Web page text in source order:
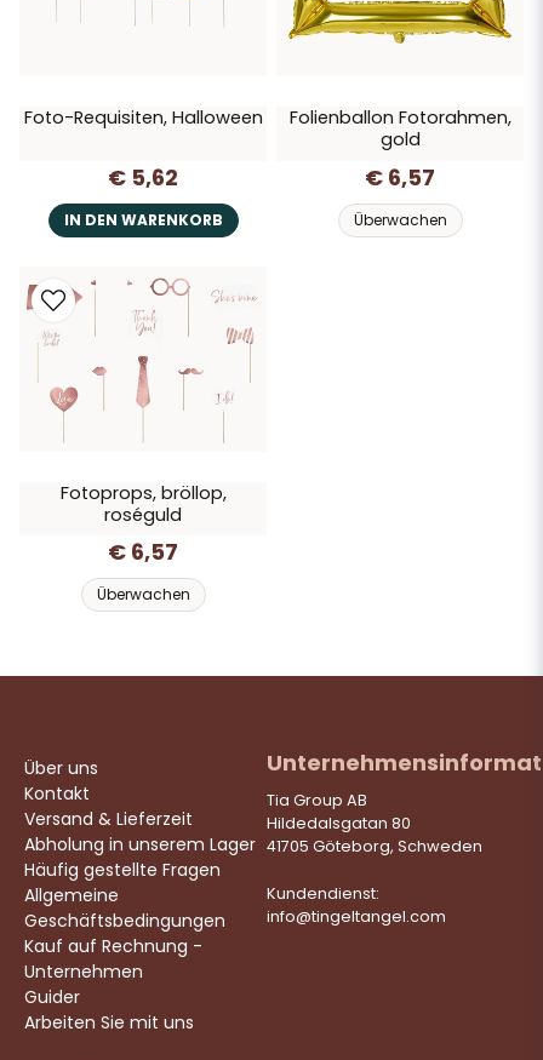
Foto-Requisiten, Halloween
€ 5,62
IN DEN WARENKORB
Folienballon Fotorahmen,
gold
€ 6,57
Überwachen
Fotoprops, bröllop,
roséguld
€ 6,57
Überwachen
Über uns
Kontakt
Versand & Lieferzeit
Abholung in unserem Lager
Häufig gestellte Fragen
Allgemeine
Geschäftsbedingungen
Kauf auf Rechnung -
Unternehmen
Guider
Arbeiten Sie mit uns
Tia Group AB
Hildedalsgatan 80
41705 Göteborg, Schweden
Kundendienst:
info@tingeltangel.com